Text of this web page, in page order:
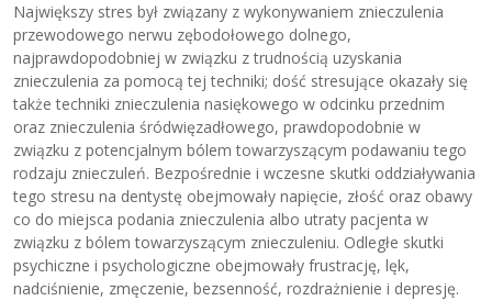
Największy stres był związany z wykonywaniem znieczulenia
przewodowego nerwu zębodołowego dolnego,
najprawdopodobniej w związku z trudnością uzyskania
znieczulenia za pomocą tej techniki; dość stresujące okazały się
także techniki znieczulenia nasiękowego w odcinku przednim
oraz znieczulenia śródwięzadłowego, prawdopodobnie w
związku z potencjalnym bólem towarzyszącym podawaniu tego
rodzaju znieczuleń. Bezpośrednie i wczesne skutki oddziaływania
tego stresu na dentystę obejmowały napięcie, złość oraz obawy
co do miejsca podania znieczulenia albo utraty pacjenta w
związku z bólem towarzyszącym znieczuleniu. Odległe skutki
psychiczne i psychologiczne obejmowały frustrację, lęk,
nadciśnienie, zmęczenie, bezsenność, rozdrażnienie i depresję.